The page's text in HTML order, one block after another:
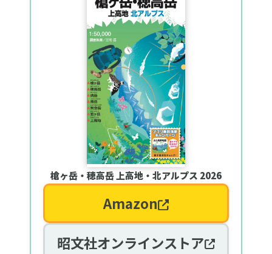
槍ヶ岳・穂高岳 上高地・北アルプス 2026
Amazon
昭文社オンラインストア